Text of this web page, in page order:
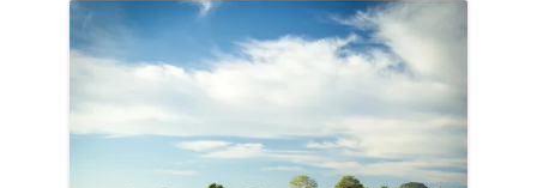
EN IMAGES
NOS BONNES ADRESSES